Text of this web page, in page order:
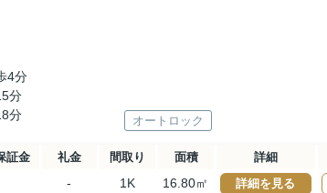
4分
分
分 オートロック
証金 礼金 間取り 面積 詳細
- 1K 16.80㎡ 詳細を見る